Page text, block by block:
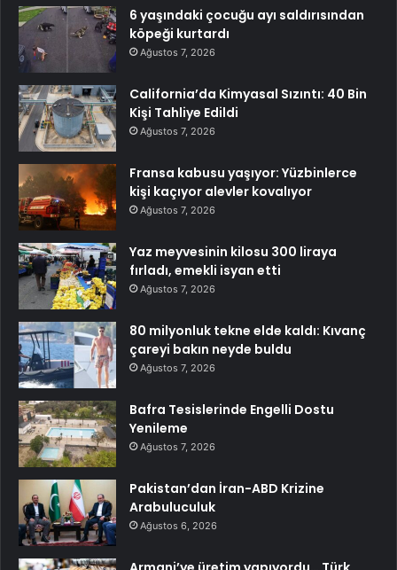
6 yaşındaki çocuğu ayı saldırısından
köpeği kurtardı
Ağustos 7, 2026
California’da Kimyasal Sızıntı: 40 Bin
Kişi Tahliye Edildi
Ağustos 7, 2026
Fransa kabusu yaşıyor: Yüzbinlerce
kişi kaçıyor alevler kovalıyor
Ağustos 7, 2026
Yaz meyvesinin kilosu 300 liraya
fırladı, emekli isyan etti
Ağustos 7, 2026
80 milyonluk tekne elde kaldı: Kıvanç
çareyi bakın neyde buldu
Ağustos 7, 2026
Bafra Tesislerinde Engelli Dostu
Yenileme
Ağustos 7, 2026
Pakistan’dan İran-ABD Krizine
Arabuluculuk
Ağustos 6, 2026